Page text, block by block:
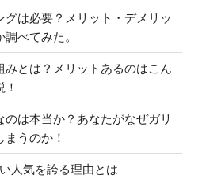
グは必要？メリット・デメリッ
べてみた。
みとは？メリットあるのはこん
は本当か？あなたがなぜガリ
うのか！
人気を誇る理由とは